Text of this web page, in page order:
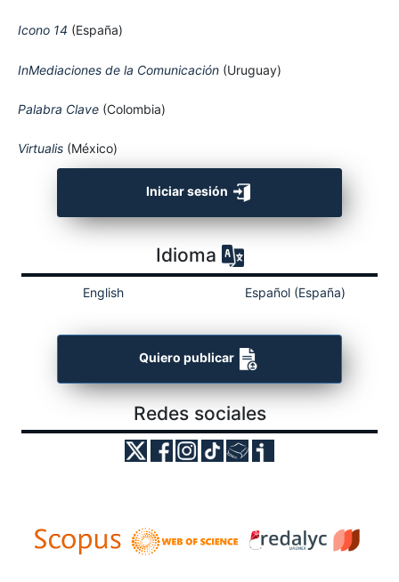
Icono 14 (España)
InMediaciones de la Comunicación(Uruguay)
Palabra Clave(Colombia)
Virtualis(México)
Iniciar sesión
Idioma
English Español (España)
Quiero publicar
Redes sociales